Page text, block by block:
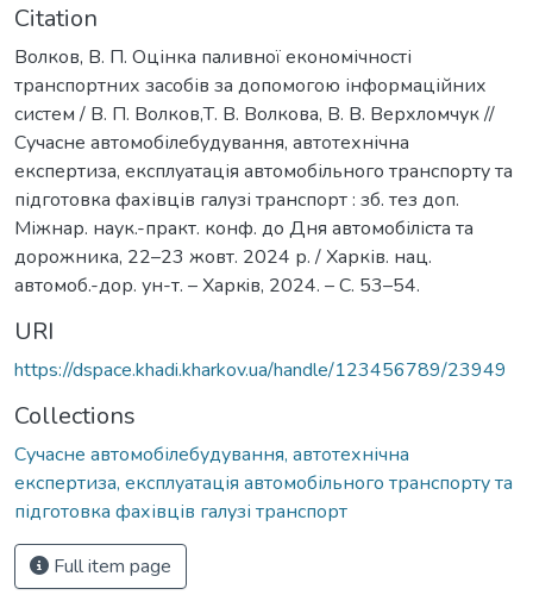
Citation
Волков, В. П. Оцінка паливної економічності
транспортних засобів за допомогою інформаційних
систем / В. П. Волков,Т. В. Волкова, В. В. Верхломчук //
Cучасне автомобілебудування, автотехнічна
експертиза, експлуатація автомобільного транспорту та
підготовка фахівців галузі транспорт : зб. тез доп.
Міжнар. наук.-практ. конф. до Дня автомобіліста та
дорожника, 22–23 жовт. 2024 р. / Харків. нац.
автомоб.-дор. ун-т. – Харкiв, 2024. – С. 53–54.
URI
https://dspace.khadi.kharkov.ua/handle/123456789/23949
Collections
Сучасне автомобілебудування, автотехнічна
експертиза, експлуатація автомобільного транспорту та
підготовка фахівців галузі транспорт
Full item page